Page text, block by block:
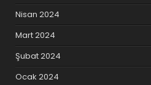
Nisan 2024
Mart 2024
Şubat 2024
Ocak 2024